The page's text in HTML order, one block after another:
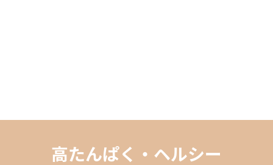
高たんぱく・ヘルシー